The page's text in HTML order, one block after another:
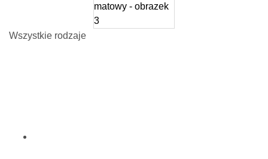
Wszystkie rodzaje